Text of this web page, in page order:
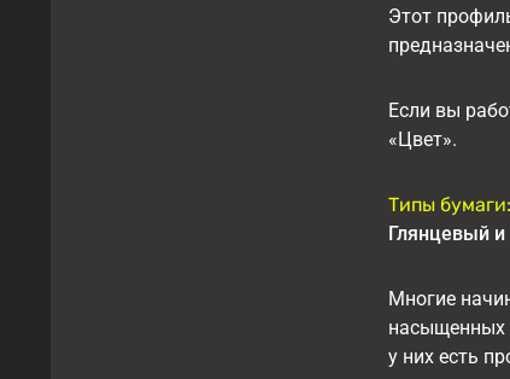
Этот
Если вы
«Цвет».
Типы
Глянцевый
Многие
насыщенных
у них есть